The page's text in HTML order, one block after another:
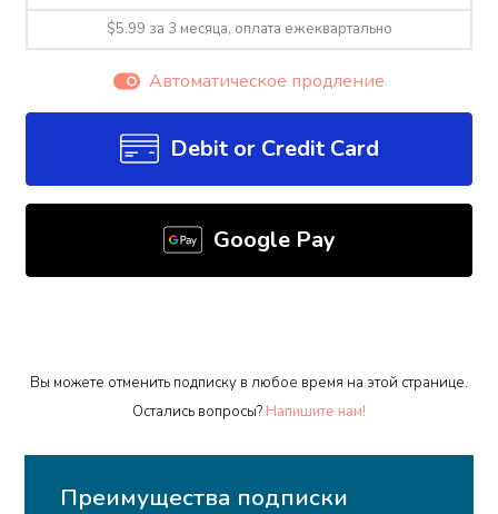
$5.99 за 3 месяца, оплата ежеквартально
Автоматическое продление
Debit or Credit Card
Google Pay
Вы можете отменить подписку в любое время на этой странице.
Остались вопросы? Напишите нам!
Преимущества подписки